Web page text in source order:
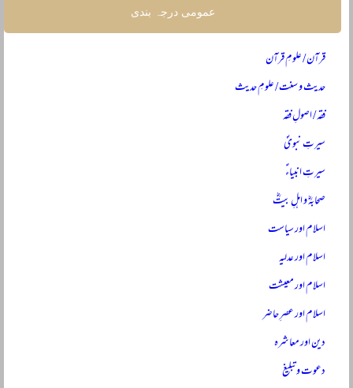
عمومی درجہ بندی
قرآن / علومِ قرآن
حدیث و سنت / علومِ حدیث
فقہ / اصولِ فقہ
سیرتِ نبویؐ
سیرتِ انبیاءؑ
صحابہؓ و اہلِ بیتؓ
اسلام اور سیاست
اسلام اور عدلیہ
اسلام اور معیشت
اسلام اور عصرِ حاضر
دین اور معاشرہ
دعوت و تبلیغ